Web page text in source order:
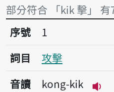
部分符合 「kik 擊」 有
序號1攻擊
序號
1
詞目
攻擊
音讀
kong-kik